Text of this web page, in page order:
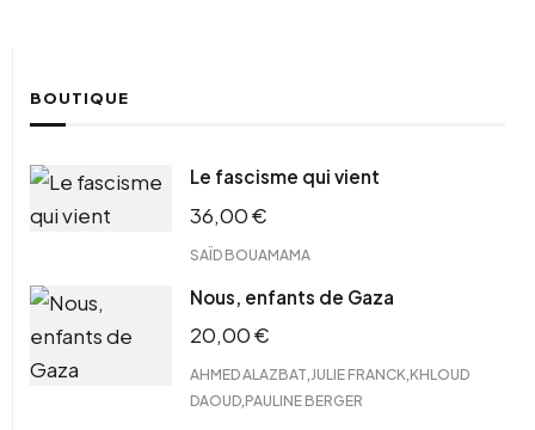
BOUTIQUE
Le fascisme qui vient
36,00€
SAÏD BOUAMAMA
Nous, enfants de Gaza
20,00€
AHMED ALAZBAT JULIE FRANCK KHLOUD
DAOUD PAULINE BERGER